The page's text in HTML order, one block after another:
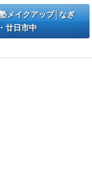
メイクアップ│なぎ
廿日市中